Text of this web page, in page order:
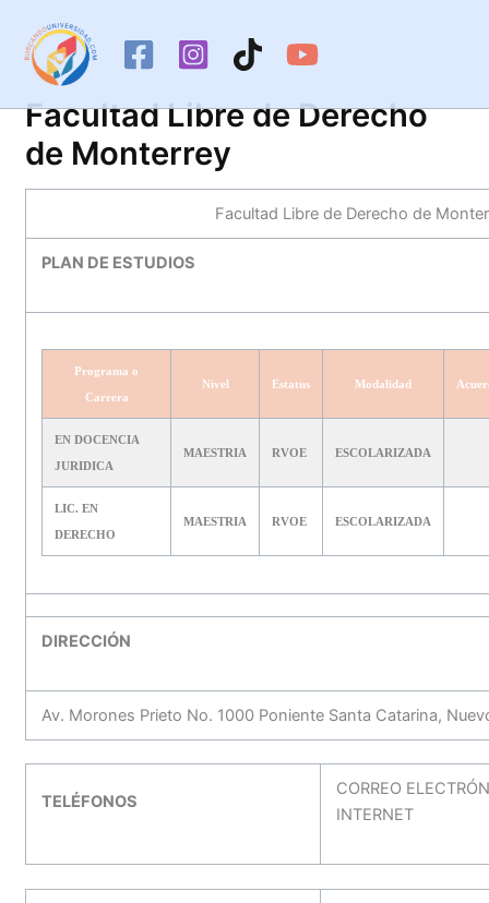
contenido
Facultad Libre de Derecho
de Monterrey
Facultad Libre de Derecho de
PLAN DE ESTUDIOS
Programa o
Carrera
Nivel Estatus Modalidad
EN DOCENCIA
JURIDICA
MAESTRIA RVOE ESCOLARIZADA
LIC. EN
DERECHO
MAESTRIA RVOE ESCOLARIZADA
DIRECCIÓN
Av. Morones Prieto No. 1000 Poniente Santa Catarina,
TELÉFONOS
CORREO
INTERNET